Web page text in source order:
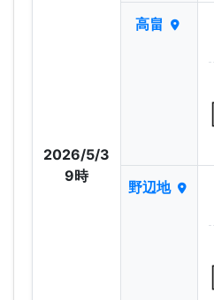
2026/5/3
9時
高畠
野辺地